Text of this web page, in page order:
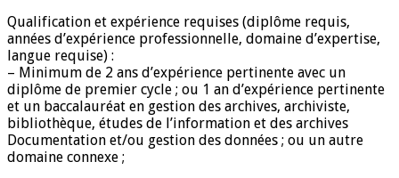
Qualification et expérience requises (diplôme requis,
années d’expérience professionnelle, domaine d’expertise,
langue requise) :
– Minimum de 2 ans d’expérience pertinente avec un
diplôme de premier cycle ; ou 1 an d’expérience pertinente
et un baccalauréat en gestion des archives, archiviste,
bibliothèque, études de l’information et des archives
Documentation et/ou gestion des données ; ou un autre
domaine connexe ;